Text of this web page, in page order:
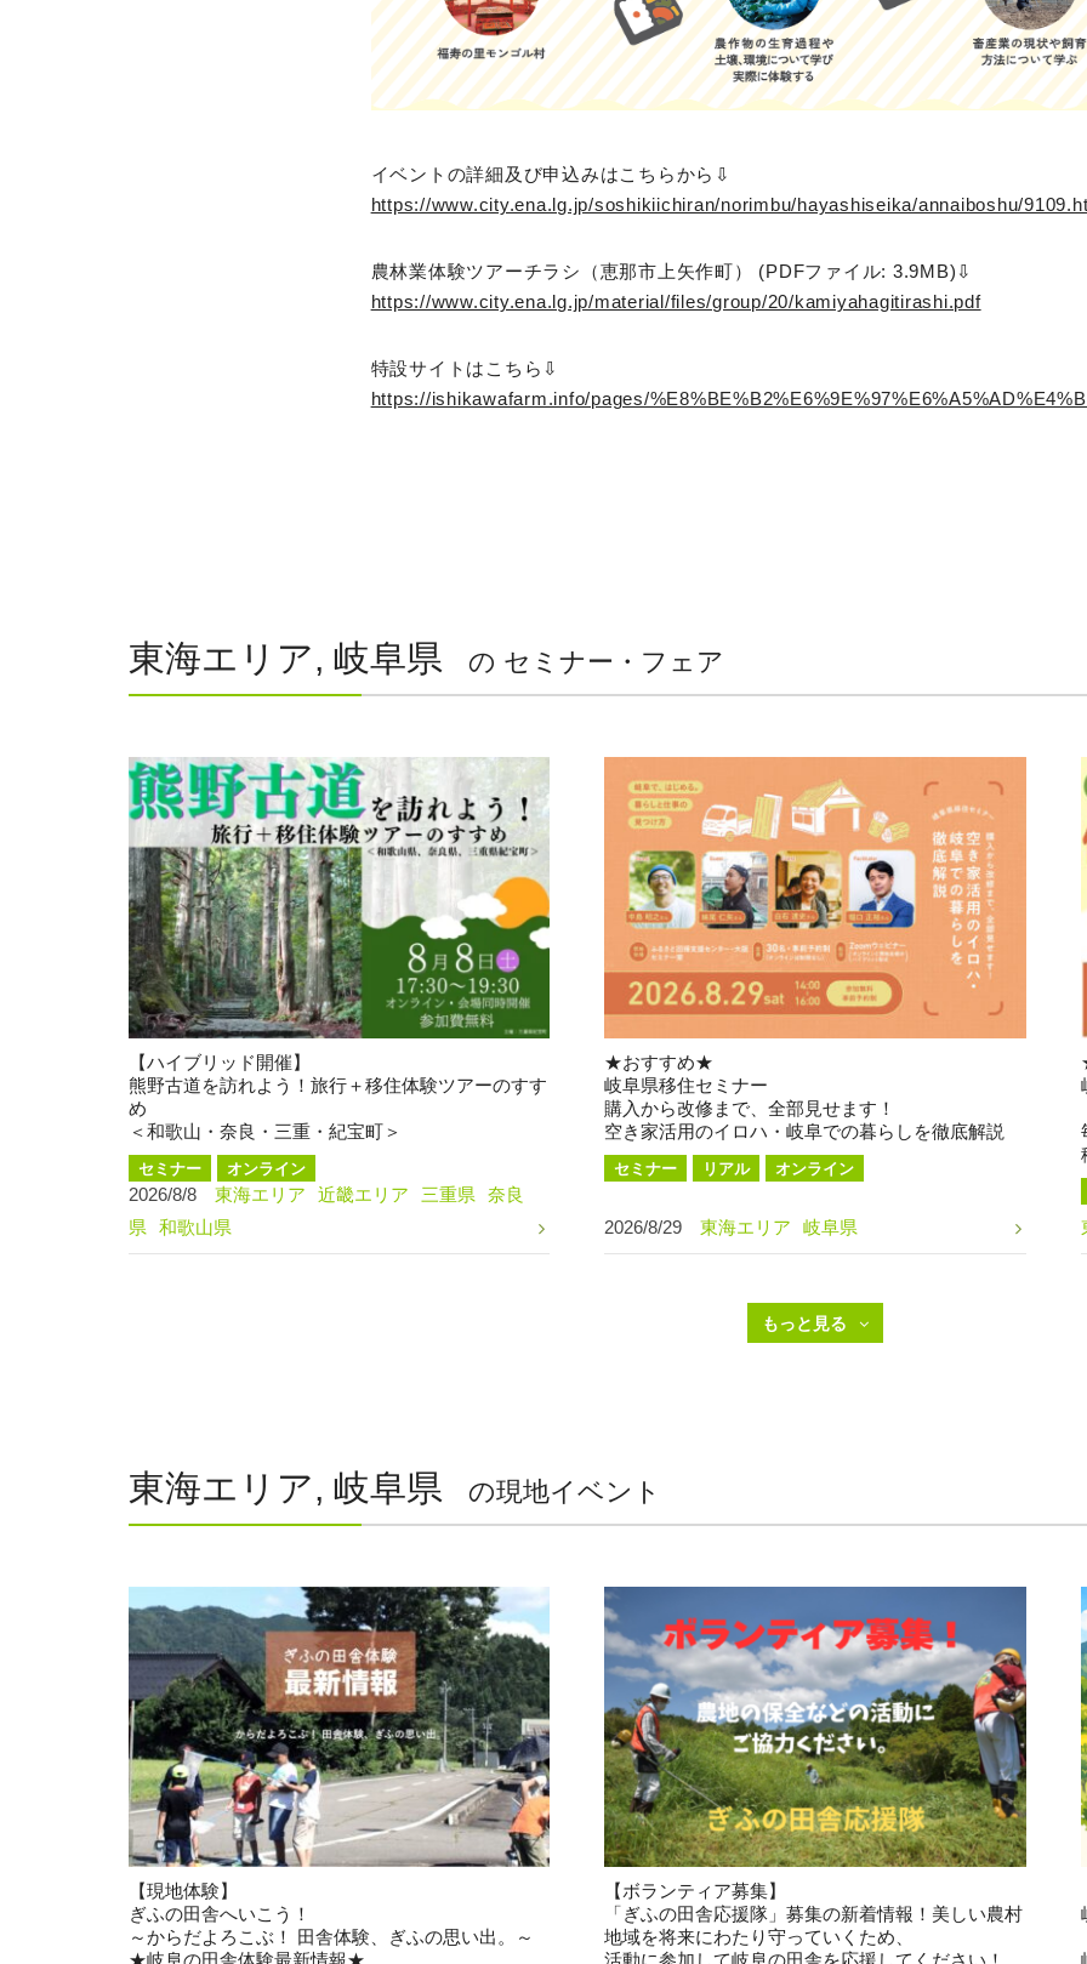
イベントの詳細及び申込みはこちらから⇩
https://www.city.ena.lg.jp/soshikiichiran/norimbu/hayashiseika/annaiboshu/
農林業体験ツアーチラシ（恵那市上矢作町） (PDFファイル: 3.9MB)⇩
https://www.city.ena.lg.jp/material/files/group/20/kamiyahagitirashi.pdf
特設サイトはこちら⇩
https://ishikawafarm.info/pages/
東海エリア, 岐阜県 の セミナー・フェア
【ハイブリッド開催】
熊野古道を訪れよう！旅行＋移住体験ツアーのすす
め
＜和歌山・奈良・三重・紀宝町＞
セミナー オンライン
2026/8/8 東海エリア 近畿エリア 三重県
奈良
県
和歌山県
★おすすめ★
岐阜県移住セミナー
購入から改修まで、全部見せます！
空き家活用のイロハ・岐阜での暮らしを徹底解説
セミナー リアル オンライン
2026/8/29 東海エリア 岐阜県
東海エリア, 岐阜県 の現地イベント
【現地体験】
ぎふの田舎へいこう！
～からだよろこぶ！ 田舎体験、ぎふの思い出。～
【ボランティア募集】
「ぎふの田舎応援隊」募集の新着情報！美しい農村
地域を将来にわたり守っていくため、